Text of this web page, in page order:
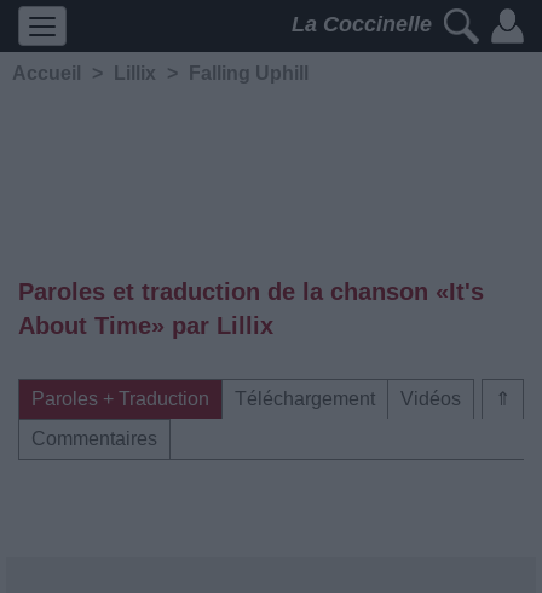
La Coccinelle
Accueil > Lillix > Falling Uphill
Paroles et traduction de la chanson «It's
About Time» par Lillix
⇑
Paroles + Traduction Téléchargement
Vidéos
Commentaires